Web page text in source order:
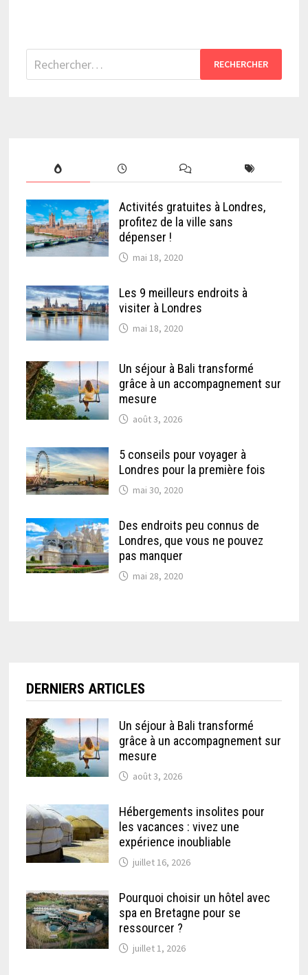
Rechercher :
Activités gratuites à Londres,
profitez de la ville sans
dépenser !
mai 18, 2020
Les 9 meilleurs endroits à
visiter à Londres
mai 18, 2020
Un séjour à Bali transformé
grâce à un accompagnement sur
mesure
août 3, 2026
5 conseils pour voyager à
Londres pour la première fois
mai 30, 2020
Des endroits peu connus de
Londres, que vous ne pouvez
pas manquer
mai 28, 2020
DERNIERS ARTICLES
Un séjour à Bali transformé
grâce à un accompagnement sur
mesure
août 3, 2026
Hébergements insolites pour
les vacances : vivez une
expérience inoubliable
juillet 16, 2026
Pourquoi choisir un hôtel avec
spa en Bretagne pour se
ressourcer ?
juillet 1, 2026